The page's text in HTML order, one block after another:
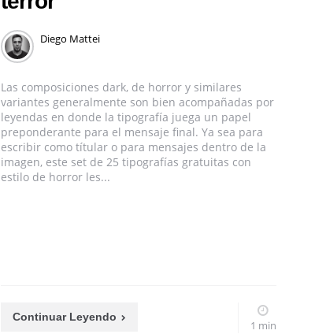
Diego Mattei
Las composiciones dark, de horror y similares
variantes generalmente son bien acompañadas por
leyendas en donde la tipografía juega un papel
preponderante para el mensaje final. Ya sea para
escribir como títular o para mensajes dentro de la
imagen, este set de 25 tipografías gratuitas con
estilo de horror les...
Continuar Leyendo
1 min